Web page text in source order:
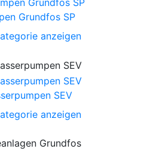
Grundfos SP
anzeigen
SEV
anzeigen